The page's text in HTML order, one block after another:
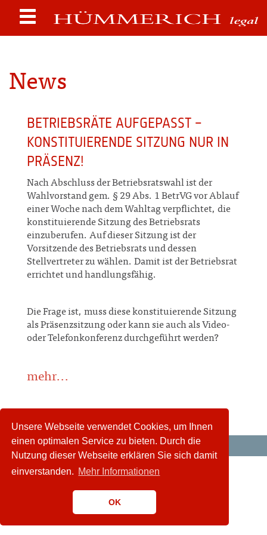
Unsere Webseite verwendet Cookies, um Ihnen
einen optimalen Service zu bieten. Durch die
Nutzung dieser Webseite erklären Sie sich damit
einverstanden. Mehr Informationen
OK
News
BETRIEBSRÄTE AUFGEPASST –
KONSTITUIERENDE SITZUNG NUR IN
PRÄSENZ!
Nach Abschluss der Betriebsratswahl ist der
Wahlvorstand gem. § 29 Abs. 1 BetrVG vor Ablauf
einer Woche nach dem Wahltag verpflichtet, die
konstituierende Sitzung des Betriebsrats
einzuberufen. Auf dieser Sitzung ist der
Vorsitzende des Betriebsrats und dessen
Stellvertreter zu wählen. Damit ist der Betriebsrat
errichtet und handlungsfähig.
Die Frage ist, muss diese konstituierende Sitzung
als Präsenzsitzung oder kann sie auch als Video-
oder Telefonkonferenz durchgeführt werden?
mehr...